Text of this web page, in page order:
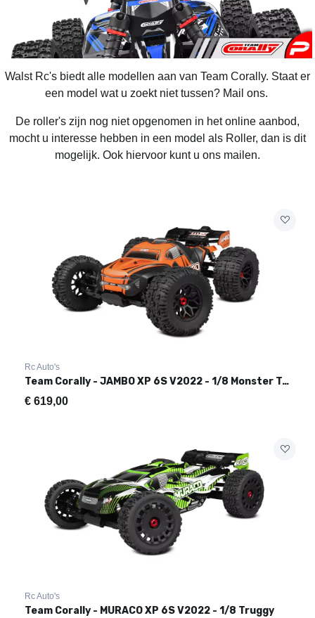
Walst Rc's biedt alle modellen aan van Team Corally. Staat er
een model wat u zoekt niet tussen? Mail ons.
De roller's zijn nog niet opgenomen in het online aanbod,
mocht u interesse hebben in een model als Roller, dan is dit
mogelijk. Ook hiervoor kunt u ons mailen.
Rc Auto's
Team Corally - JAMBO XP 6S V2022 - 1/8 Monster Truck
€ 619,00
Rc Auto's
Team Corally - MURACO XP 6S V2022 - 1/8 Truggy